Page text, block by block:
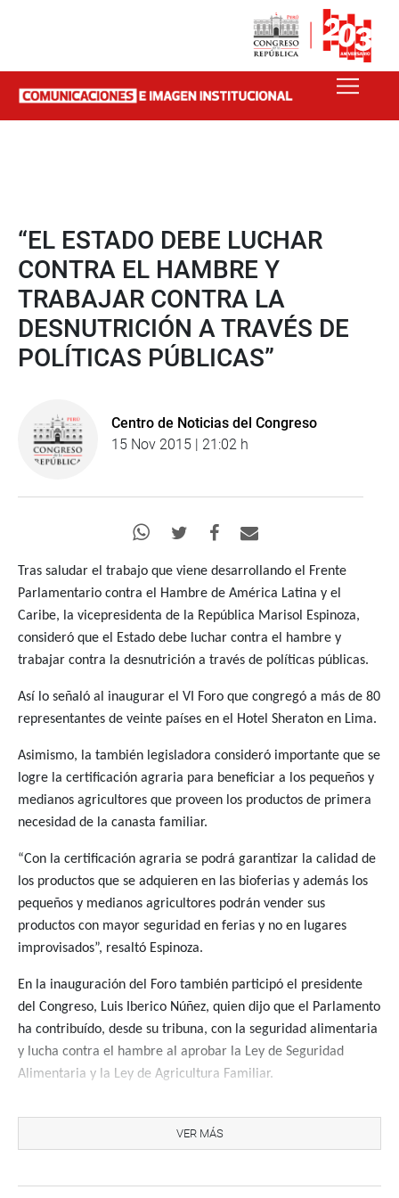
“EL ESTADO DEBE LUCHAR
CONTRA EL HAMBRE Y
TRABAJAR CONTRA LA
DESNUTRICIÓN A TRAVÉS DE
POLÍTICAS PÚBLICAS”
Centro de Noticias del Congreso
15 Nov 2015 | 21:02 h
Tras saludar el trabajo que viene desarrollando el Frente
Parlamentario contra el Hambre de América Latina y el
Caribe, la vicepresidenta de la República Marisol Espinoza,
consideró que el Estado debe luchar contra el hambre y
trabajar contra la desnutrición a través de políticas públicas.
Así lo señaló al inaugurar el VI Foro que congregó a más de 80
representantes de veinte países en el Hotel Sheraton en Lima.
Asimismo, la también legisladora consideró importante que se
logre la certificación agraria para beneficiar a los pequeños y
medianos agricultores que proveen los productos de primera
necesidad de la canasta familiar.
“Con la certificación agraria se podrá garantizar la calidad de
los productos que se adquieren en las bioferias y además los
pequeños y medianos agricultores podrán vender sus
productos con mayor seguridad en ferias y no en lugares
improvisados”, resaltó Espinoza.
En la inauguración del Foro también participó el presidente
del Congreso, Luis Iberico Núñez, quien dijo que el Parlamento
ha contribuído, desde su tribuna, con la seguridad alimentaria
y lucha contra el hambre al aprobar la Ley de Seguridad
Alimentaria y la Ley de Agricultura Familiar.
el Hambre de América Latina y el Caribe, congresista Jaime
VER MÁS